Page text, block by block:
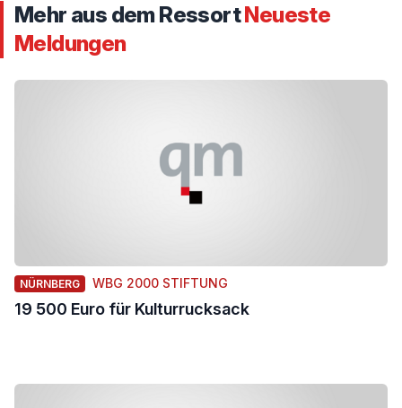
Mehr aus dem RessortNeueste
Meldungen
NÜRNBERG WBG 2000 STIFTUNG
19 500 Euro für Kulturrucksack